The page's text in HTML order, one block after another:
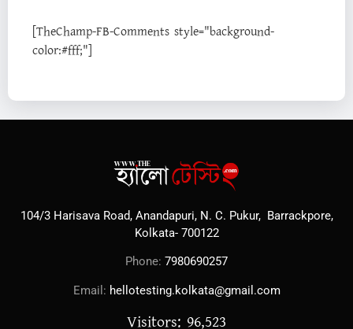
[TheChamp-FB-Comments style="background-
color:#fff;"]
104/3 Harisava Road, Anandapuri, N. C. Pukur, Barrackpore,
Kolkata- 700122
Phone: 7980690257
Email: hellotesting.kolkata@gmail.com
Visitors: 96,523